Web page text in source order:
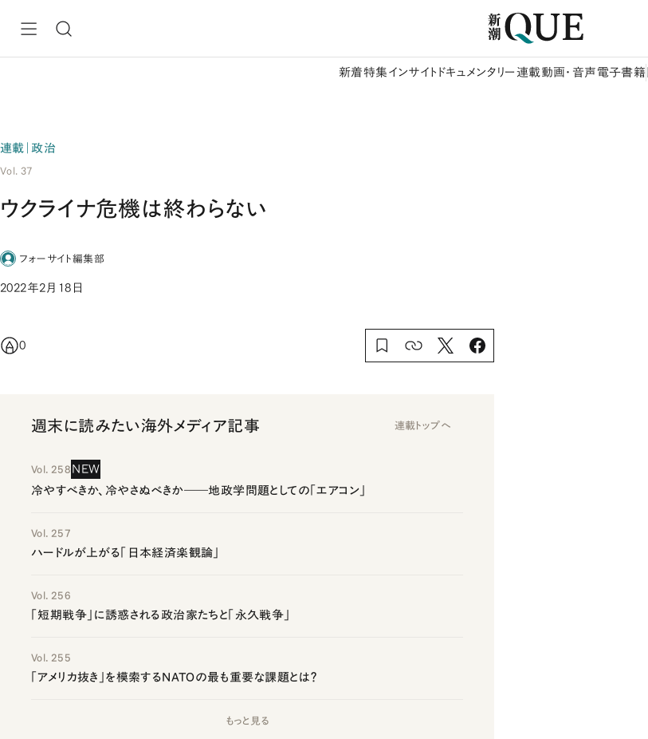
新着特集 インサイト ドキュメンタリー 連載動画・音声 電子書籍
連載｜政治
Vol. 37
ウクライナ危機は終わらない
フォーサイト編集部
2022年2月18日
0
週末に読みたい海外メディア記事 連載トップへ
Vol. 258 NEW
冷やすべきか、冷やさぬべきか――地政学問題としての「エアコン」
Vol. 257
ハードルが上がる「日本経済楽観論」
Vol. 256
「短期戦争」に誘惑される政治家たちと「永久戦争」
Vol. 255
「アメリカ抜き」を模索するNATOの最も重要な課題とは？
もっと見る